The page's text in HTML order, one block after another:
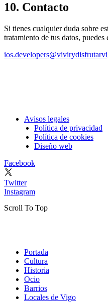
10. Contacto
Si tienes cualquier duda sobre
tratamiento de tus datos,
Avisos legales
Política de privacidad
Política de cookies
Diseño web
Facebook
Twitter
Instagram
Scroll To Top
Portada
Cultura
Historia
Ocio
Barrios
Locales de Vigo